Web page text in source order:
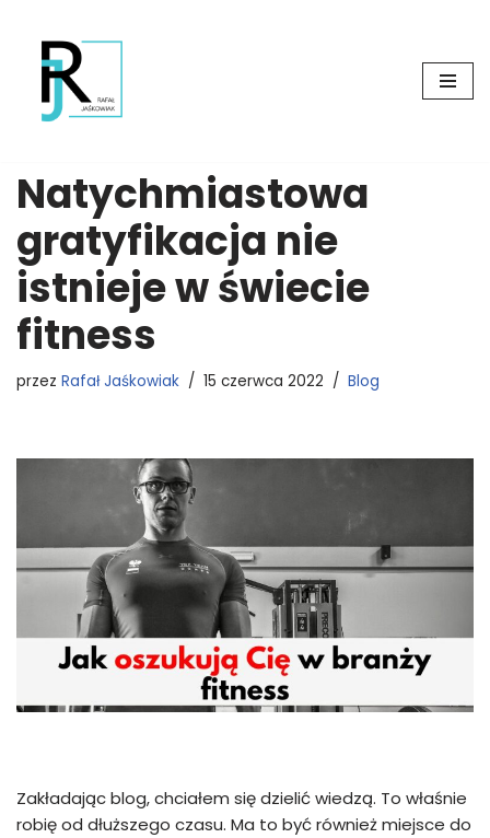
Przejdź
treści
Natychmiastowa
gratyfikacja nie
istnieje w świecie
fitness
przez Rafał Jaśkowiak 15 czerwca 2022 Blog
Zakładając blog, chciałem się dzielić wiedzą. To właśnie
robię od dłuższego czasu. Ma to być również miejsce do